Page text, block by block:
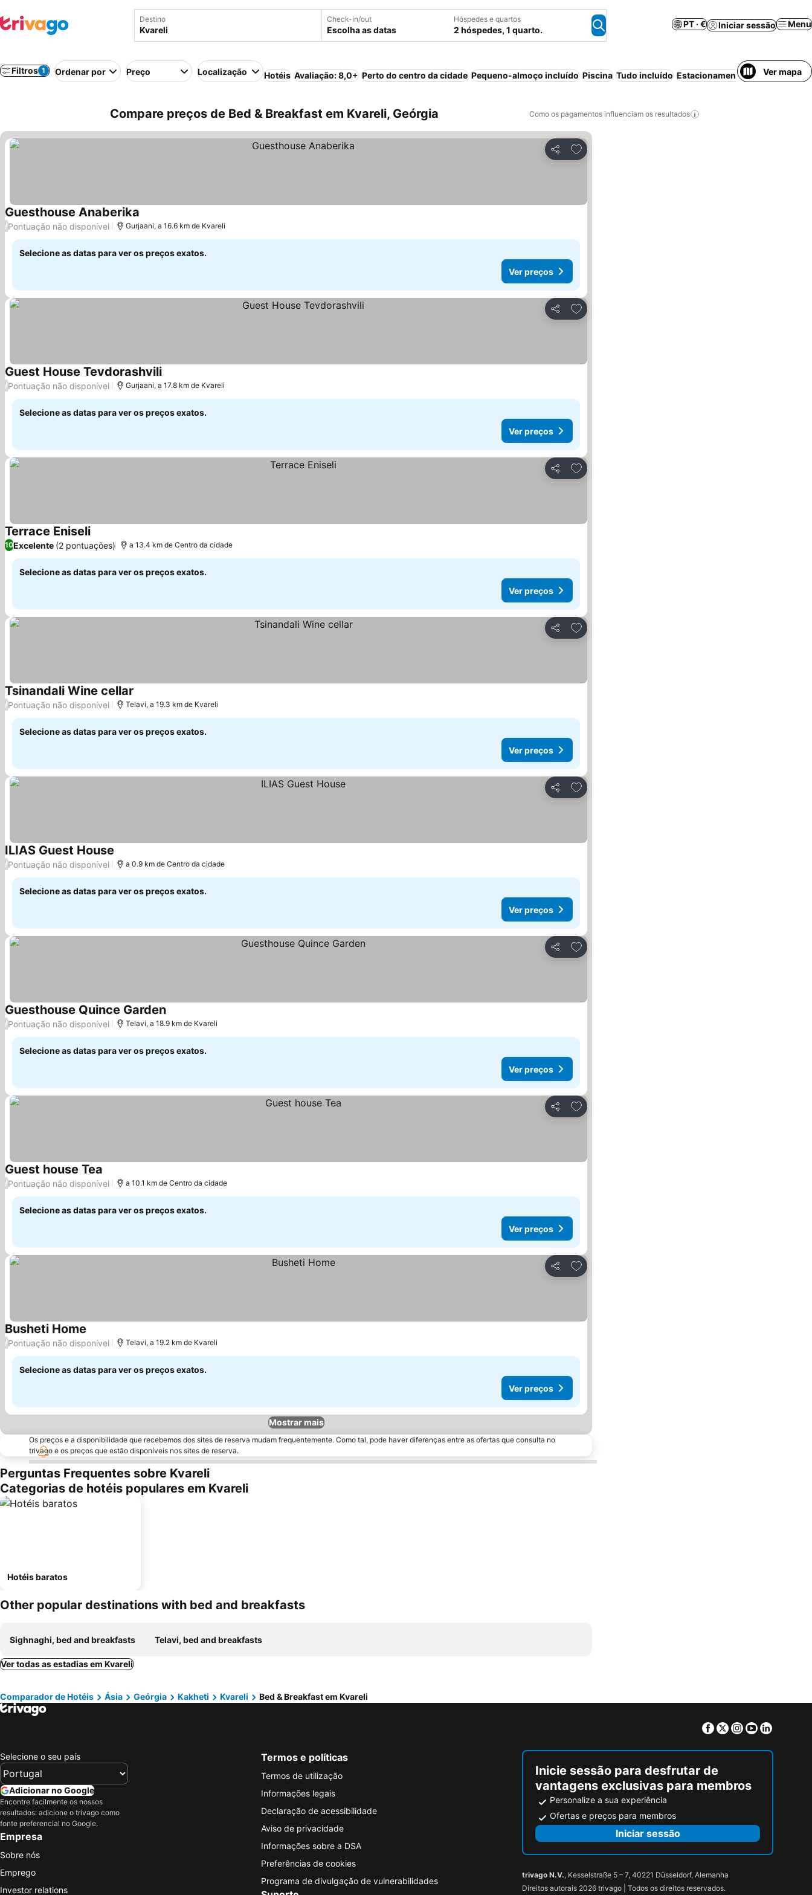
Destino Check-in/out
Escolha as datas
Hóspedes e quartos
2 hóspedes, 1 quarto.
PT · € Iniciar sessão Menu
Filtros 1 Ordenar por Preço Localização Hotéis Avaliação: 8,0+ Perto do centro da cidade Pequeno-almoço incluído Piscina Tudo incluído Estacionamento Praia Meia-
Ver mapa
Compare preços de Bed & Breakfast em Kvareli, Geórgia Como os pagamentos influenciam os resultados
Partilhar
Adicionar aos favoritos
Guesthouse Anaberika
/Pontuação não disponível Gurjaani, a 16.6 km de Kvareli
Selecione as datas para ver os preços exatos.
Ver preços
Partilhar
Adicionar aos favoritos
Guest House TevdorashviliVer preços
/Pontuação não disponível Gurjaani, a 17.8 km de Kvareli
Selecione as datas para ver os preços exatos.
Ver preços
Partilhar
Adicionar aos favoritos
Terrace EniseliVer preços
10Excelente (2 pontuações) a 13.4 km de Centro da cidade
Selecione as datas para ver os preços exatos.
Ver preços
Partilhar
Adicionar aos favoritos
Tsinandali Wine cellar
/Pontuação não disponível Telavi, a 19.3 km de Kvareli
Selecione as datas para ver os preços exatos.
Ver preços
Partilhar
Adicionar aos favoritos
ILIAS Guest House Ver preços
/Pontuação não disponível a 0.9 km de Centro da cidade
Selecione as datas para ver os preços exatos.
Ver preços
Partilhar
Adicionar aos favoritos
Guesthouse Quince GardenVer preços
/Pontuação não disponível Telavi, a 18.9 km de Kvareli
Selecione as datas para ver os preços exatos.
Ver preços
Partilhar
Adicionar aos favoritos
Guest house Tea Ver preços
/Pontuação não disponível a 10.1 km de Centro da cidade
Selecione as datas para ver os preços exatos.
Ver preços
Partilhar
Adicionar aos favoritos
Busheti Home Ver preços
/Pontuação não disponível Telavi, a 19.2 km de Kvareli
Selecione as datas para ver os preços exatos.
Ver preços
Mostrar mais
Os preços e a disponibilidade que recebemos dos sites de reserva mudam frequentemente. Como tal, pode haver diferenças entre as ofertas que consulta no
trivago e os preços que estão disponíveis nos sites de reserva.
Perguntas Frequentes sobre Kvareli
Categorias de hotéis populares em Kvareli
Hotéis baratos
Other popular destinations with bed and breakfasts
Sighnaghi, bed and breakfasts Telavi, bed and breakfasts
Ver todas as estadias em Kvareli
Comparador de Hotéis Ásia Geórgia Kakheti Kvareli Bed & Breakfast em Kvareli
Facebook
TwitterInstagram
Youtube
Selecione o seu país
Adicionar no Google
Encontre facilmente os nossos
resultados: adicione o trivago como
fonte preferencial no Google.
Empresa
Sobre nós
Emprego
Investor relations
Termos e políticas
Termos de utilização
Informações legais
Declaração de acessibilidade
Aviso de privacidade
Informações sobre a DSA
Preferências de cookies
Programa de divulgação de vulnerabilidades
Inicie sessão para desfrutar de
vantagens exclusivas para membros
Personalize a sua experiência
Ofertas e preços para membros
Iniciar sessão
trivago N.V., Kesselstraße 5 – 7, 40221 Düsseldorf, Alemanha
Direitos autorais 2026 trivago | Todos os direitos reservados.